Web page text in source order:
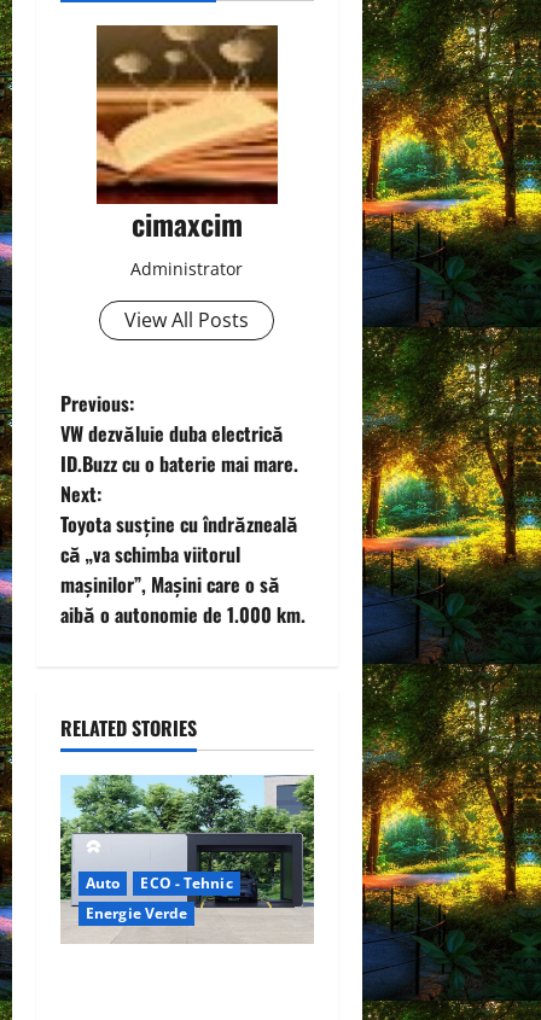
cimaxcim
Administrator
View All Posts
P
o
s
t
n
v
i
g
a
t
Previous:
VW dezvăluie duba electrică
ID.Buzz cu o baterie mai mare.
Next:
Toyota susține cu îndrăzneală
că „va schimba viitorul
mașinilor”, Mașini care o să
aibă o autonomie de 1.000 km.
RELATED STORIES
Auto
ECO - Tehnic
Energie Verde